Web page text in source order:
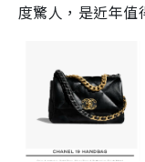
度驚人，是近年值